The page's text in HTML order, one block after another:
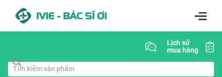
Lịch sử
mua hàng